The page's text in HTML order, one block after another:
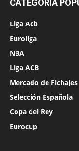
CATEGORÍA
Liga Acb
Euroliga
NBA
Liga ACB
Mercado de Fichajes
Selección Española
Copa del Rey
Eurocup